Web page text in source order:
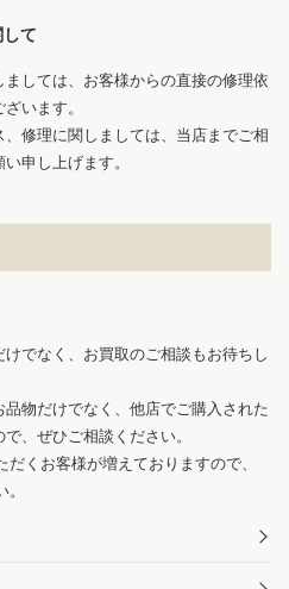
て
しては、お客様からの直接の修理依
います。
修理に関しましては、当店までご相
申し上げます。
でなく、お買取のご相談もお待ちし
物だけでなく、他店でご購入された
、ぜひご相談ください。
くお客様が増えておりますので、